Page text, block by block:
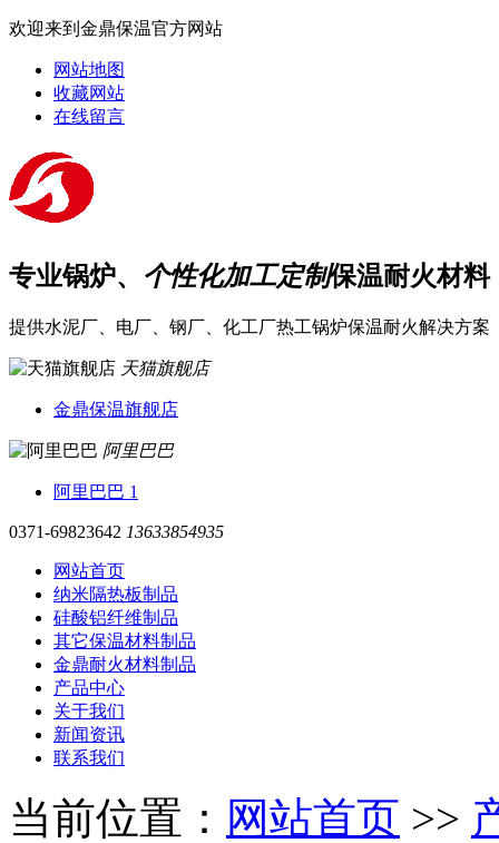
欢迎来到金鼎保温官方网站
网站地图
收藏网站
在线留言
专业锅炉、 个性化加工定制保温耐火材料
提供水泥厂、电厂、钢厂、化工厂热工锅炉保温耐火解决方案
天猫旗舰店
金鼎保温旗舰店
阿里巴巴
阿里巴巴 1
0371-69823642 13633854935
网站首页
纳米隔热板制品
硅酸铝纤维制品
其它保温材料制品
金鼎耐火材料制品
产品中心
关于我们
新闻资讯
联系我们
当前位置： 网站首页 >>